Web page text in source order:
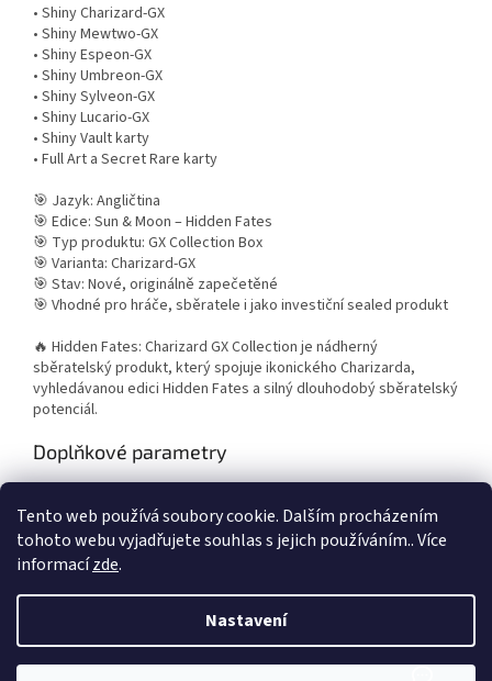
Tento web používá soubory cookie. Dalším procházením
tohoto webu vyjadřujete souhlas s jejich používáním.. Více
informacízde.
Nastavení
• Shiny Charizard-GX
• Shiny Mewtwo-GX
• Shiny Espeon-GX
• Shiny Umbreon-GX
• Shiny Sylveon-GX
• Shiny Lucario-GX
• Shiny Vault karty
• Full Art a Secret Rare karty
🎯 Jazyk: Angličtina
🎯 Edice: Sun & Moon – Hidden Fates
🎯 Typ produktu: GX Collection Box
🎯 Varianta: Charizard-GX
🎯 Stav: Nové, originálně zapečetěné
🎯 Vhodné pro hráče, sběratele i jako investiční sealed produkt
🔥 Hidden Fates: Charizard GX Collection je nádherný
sběratelský produkt, který spojuje ikonického Charizarda,
vyhledávanou edici Hidden Fates a silný dlouhodobý sběratelský
potenciál.
Doplňkové parametry
Záruka: 2 roky
Vytvořil Shoptet